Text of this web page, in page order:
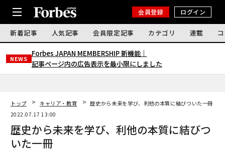
会員登録 ログイン
新着記事 人気記事 会員限定記事 カテゴリ 連載
NEWS
Forbes JAPAN MEMBERSHIP 新機能｜
記事ページ内の広告表示を最小限にしました
トップ キャリア・教育
歴史から未来を学び、利他の本質に結びついた一冊
2022.07.17 13:00
歴史から未来を学び、利他の本質に結びつ
いた一冊